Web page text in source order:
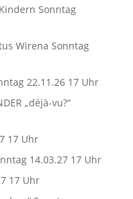
Sonntag
Wirena Sonntag
22.11.26 17 Uhr
„déjà-vu?“
17 Uhr
14.03.27 17 Uhr
17 Uhr